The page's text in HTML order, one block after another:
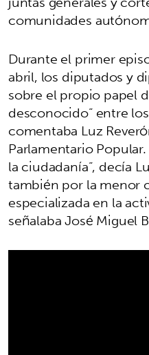
comunidades
Durante el primer
abril, los diputados y
sobre el propio papel
desconocido” entre
comentaba Luz
Parlamentario
la ciudadanía”, decía
también por la menor
especializada en la
señalaba José Miguel